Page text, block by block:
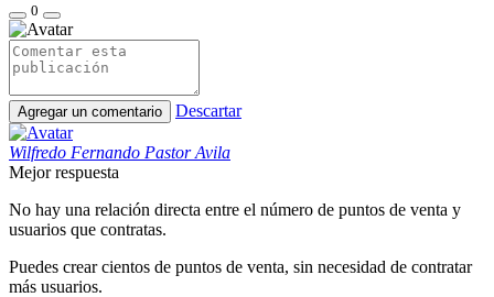
0
Agregar un comentario Descartar
Wilfredo Fernando Pastor Avila
Mejor respuesta
No hay una relación directa entre el número de puntos de venta y
usuarios que contratas.
Puedes crear cientos de puntos de venta, sin necesidad de contratar
más usuarios.